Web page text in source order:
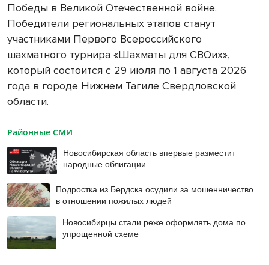
Победы в Великой Отечественной войне.
Победители региональных этапов станут
участниками Первого Всероссийского
шахматного турнира «Шахматы для СВОих»,
который состоится с 29 июля по 1 августа 2026
года в городе Нижнем Тагиле Свердловской
области.
Районные СМИ
Новосибирская область впервые разместит
народные облигации
Подростка из Бердска осудили за мошенничество
в отношении пожилых людей
Новосибирцы стали реже оформлять дома по
упрощенной схеме